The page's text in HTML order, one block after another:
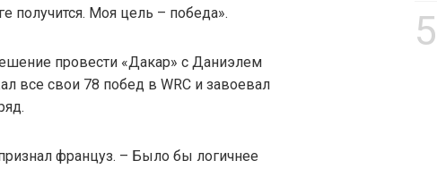
получится. Моя цель – победа».
провести «Дакар» с Даниэлем
все свои 78 побед в WRC и завоевал
француз. – Было бы логичнее
5